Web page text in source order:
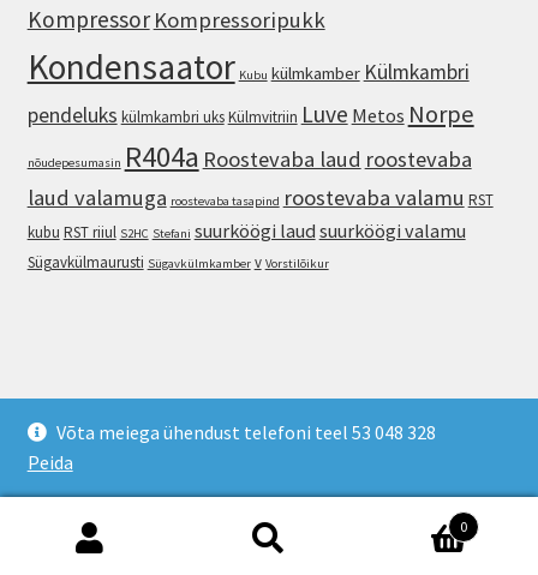
Võta meiega ühendust telefoni teel 53 048 328
Peida
Kompressor Kompressoripukk
Kondensaator Kubu külmkamber Külmkambri
pendeluks külmkambri uksKülmvitriin Luve Metos Norpe
nõudepesumasin R404a Roostevaba laud roostevaba
laud valamuga roostevaba tasapind roostevaba valamu RST
kubu RST riiul S2HC Stefani suurköögi laud suurköögi valamu
Sügavkülmaurusti Sügavkülmkamber v Vorstilõikur
Built with WooCommerce
0